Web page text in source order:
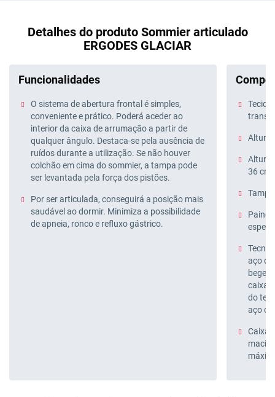
Detalhes do produto Sommier articulado
ERGODES GLACIAR
Funcionalidades
O sistema de abertura frontal é simples,
conveniente e prático. Poderá aceder ao
interior da caixa de arrumação a partir de
qualquer ângulo. Destaca-se pela ausência de
ruídos durante a utilização. Se não houver
colchão em cima do sommier, a tampa pode
ser levantada pela força dos pistões.
Por ser articulada, conseguirá a posição mais
saudável ao dormir. Minimiza a possibilidade
de apneia, ronco e refluxo gástrico.
Tecido
Altura
Altura:
36 cm
aço
bege
caixa
do
aço
Caixa